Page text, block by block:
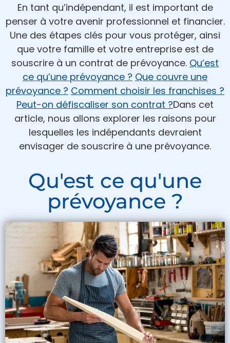
En tant qu’indépendant, il est important de
penser à votre avenir professionnel et financier.
Une des étapes clés pour vous protéger, ainsi
que votre famille et votre entreprise est de
souscrire à un contrat de prévoyance. Qu’est
ce qu’une prévoyance ? Que couvre une
prévoyance ? Comment choisir les franchises ?
Peut-on défiscaliser son contrat ?Dans cet
article, nous allons explorer les raisons pour
lesquelles les indépendants devraient
envisager de souscrire à une prévoyance.
Qu'est ce qu'une
prévoyance ?